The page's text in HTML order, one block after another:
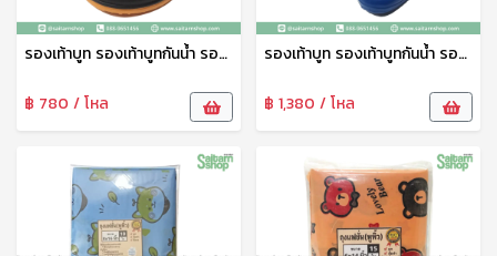
รองเท้าบูท รองเท้าบูทกันน้ำ รองเท้าทำสวน รองเท้าบูทสูง 7 นิ้ว สีดำ No.A555 arrow star
฿ 780 / โหล
รองเท้าบูท รองเท้าบูทกันน้ำ รองเท้าทำสวน รองเท้าบูทสูง 9.5 นิ้ว คละสี No.A3000 arrow star
฿ 1,380 / โหล